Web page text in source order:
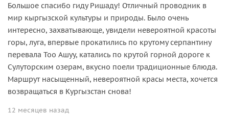
Большое спасибо гиду Ришаду! Отличный проводник в
мир кыргызской культуры и природы. Было очень
интересно, захватывающе, увидели невероятной красоты
горы, луга, впервые прокатились по крутому серпантину
перевала Тоо Ашуу, катались по крутой горной дороге к
Сулуторским озерам, вкусно поели традиционные блюда.
Маршрут насыщенный, невероятной красы места, хочется
возвращаться в Кургызстан снова!
12 месяцев назад